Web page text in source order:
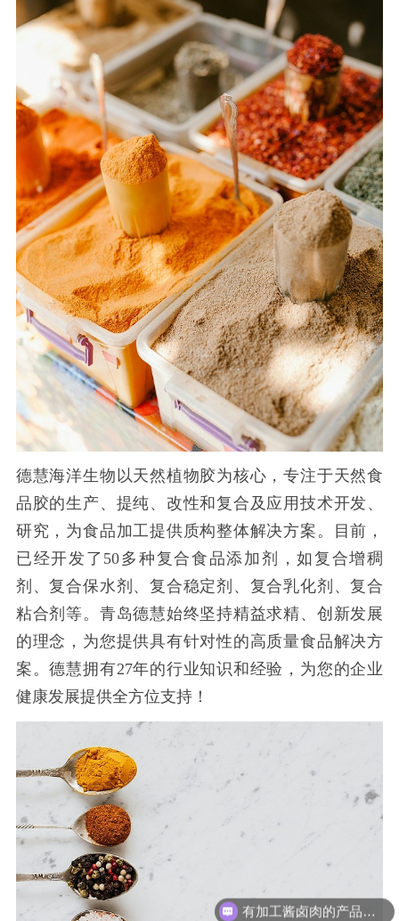
德慧海洋生物以天然植物胶为核心，专注于天然食
品胶的生产、提纯、改性和复合及应用技术开发、
研究，为食品加工提供质构整体解决方案。目前，
已经开发了 50多种复合食品添加剂，如复合增稠
剂、复合保水剂、复合稳定剂、复合乳化剂、复合
粘合剂等。青岛德慧始终坚持精益求精、创新发展
的理念，为您提供具有针对性的高质量食品解决方
案。德慧拥有27年的行业知识和经验，为您的企业
健康发展提供全方位支持！